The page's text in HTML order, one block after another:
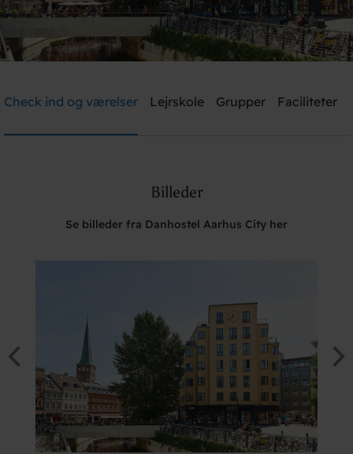
Brug for hjælp? Ring+45 8610 1020
Check ind og værelser Lejrskole Grupper Faciliteter
Billeder
Se billeder fra Danhostel Aarhus City her